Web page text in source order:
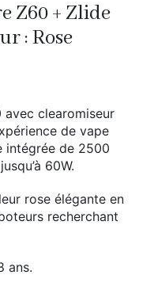
Z60 + Zlide
: Rose
clearomiseur
de vape
intégrée de 2500
60W.
rose élégante en
recherchant
ans.